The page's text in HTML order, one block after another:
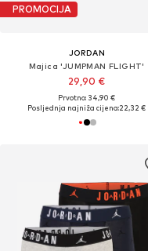
PROMOCIJA
JORDAN
Majica 'JUMPMAN FLIGHT'
29,90 €
Prvotno: 34,90 €
Posljednja najniža cijena:22,32 €